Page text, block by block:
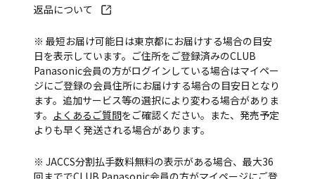
返品について
※ 最短お届け可能日は東京都にお届けする場合の目安
日を表示しています。ご住所をご登録済みのCLUB
Panasonic会員の方がログインしている場合はマイペー
ジにご登録の会員住所にお届けする場合の目安日となり
ます。追加サービス等の選択により変わる場合がありま
す。 よくあるご質問をご確認ください。また、発売予定
よりも早く発送される場合があります。
※ JACCS分割払手数料無料の表示がある場合、最大36
回まででCLUB Panasonic会員の方がマイページにご登